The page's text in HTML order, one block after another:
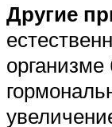
Другие